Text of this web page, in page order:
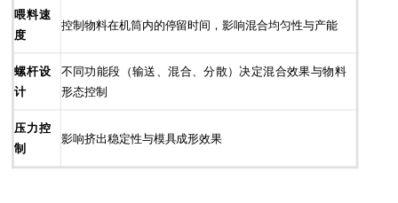
喂料速
度
控制物料在机筒内的停留时间，影响混合均匀性与产能
螺杆设
计
不同功能段（输送、混合、分散）决定混合效果与物料
形态控制
压力控
制
影响挤出稳定性与模具成形效果